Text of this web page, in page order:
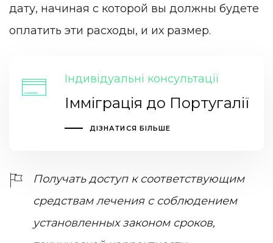
дату, начиная с которой вы должны будете
оплатить эти расходы, и их размер.
Індивідуальні консультації
Імміграція до Португалії
ДІЗНАТИСЯ БІЛЬШЕ
Получать доступ к соответствующим
средствам лечения с соблюдением
установленных законом сроков,